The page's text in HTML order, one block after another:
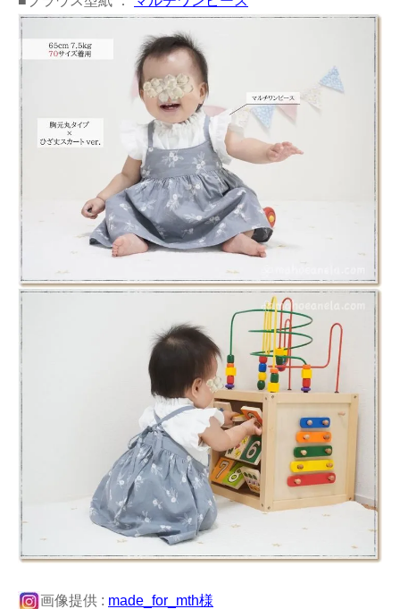
画像提供 : made_for_mth様